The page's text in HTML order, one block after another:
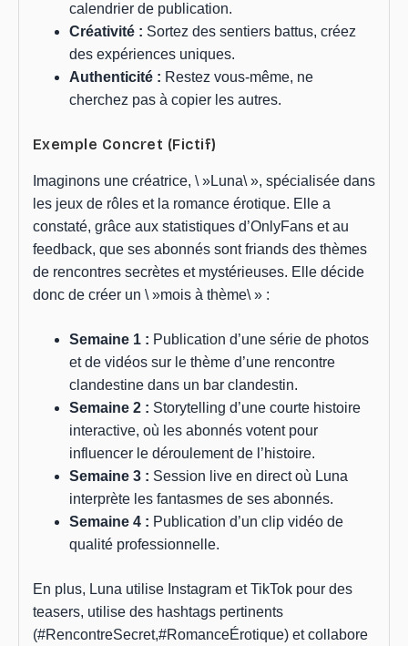
calendrier de publication.
Créativité : Sortez des sentiers battus, créez
des expériences uniques.
Authenticité : Restez vous-même, ne
cherchez pas à copier les autres.
Exemple Concret (Fictif)
Imaginons une créatrice, \ »Luna\ », spécialisée dans
les jeux de rôles et la romance érotique. Elle a
constaté, grâce aux statistiques d’OnlyFans et au
feedback, que ses abonnés sont friands des thèmes
de rencontres secrètes et mystérieuses. Elle décide
donc de créer un \ »mois à thème\ » :
Semaine 1 : Publication d’une série de photos
et de vidéos sur le thème d’une rencontre
clandestine dans un bar clandestin.
Semaine 2 : Storytelling d’une courte histoire
interactive, où les abonnés votent pour
influencer le déroulement de l’histoire.
Semaine 3 : Session live en direct où Luna
interprète les fantasmes de ses abonnés.
Semaine 4 : Publication d’un clip vidéo de
qualité professionnelle.
En plus, Luna utilise Instagram et TikTok pour des
teasers, utilise des hashtags pertinents
(#RencontreSecret,#RomanceÉrotique) et collabore